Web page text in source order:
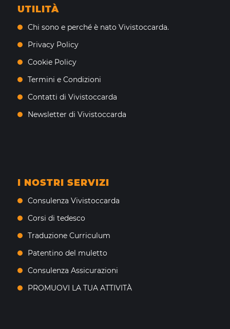
UTILITÀ
Chi sono e perché è nato Vivistoccarda.
Privacy Policy
Cookie Policy
Termini e Condizioni
Contatti di Vivistoccarda
Newsletter di Vivistoccarda
I NOSTRI SERVIZI
Consulenza Vivistoccarda
Corsi di tedesco
Traduzione Curriculum
Patentino del muletto
Consulenza Assicurazioni
PROMUOVI LA TUA ATTIVITÀ